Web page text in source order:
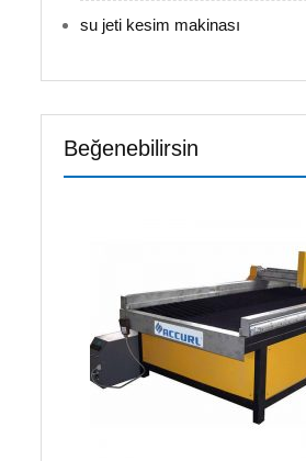
su jeti kesim makinası
Beğenebilirsin